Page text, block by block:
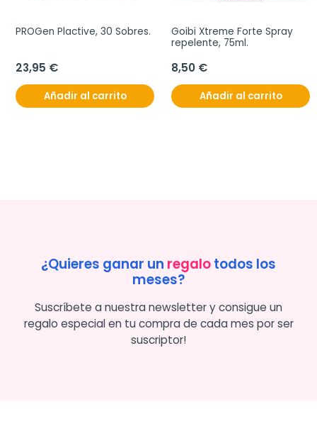
PROGen Plactive, 30 Sobres.
23,95 €
Añadir al carrito
Goibi Xtreme Forte Spray
repelente, 75ml.
8,50 €
Añadir al carrito
¿Quieres ganar un regalotodos los
meses?
Suscríbete a nuestra newsletter y consigue un
regalo especial en tu compra de cada mes por ser
suscriptor!